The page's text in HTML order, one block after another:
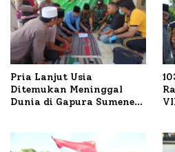
Pria Lanjut Usia
Ditemukan Meninggal
Dunia di Gapura Sumenep,